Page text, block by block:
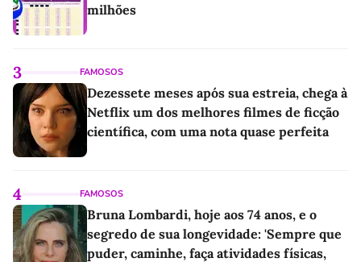
milhões
3 FAMOSOS
Dezessete meses após sua estreia, chega à
Netflix um dos melhores filmes de ficção
científica, com uma nota quase perfeita
4 FAMOSOS
Bruna Lombardi, hoje aos 74 anos, e o
segredo de sua longevidade: 'Sempre que
puder, caminhe, faça atividades físicas,